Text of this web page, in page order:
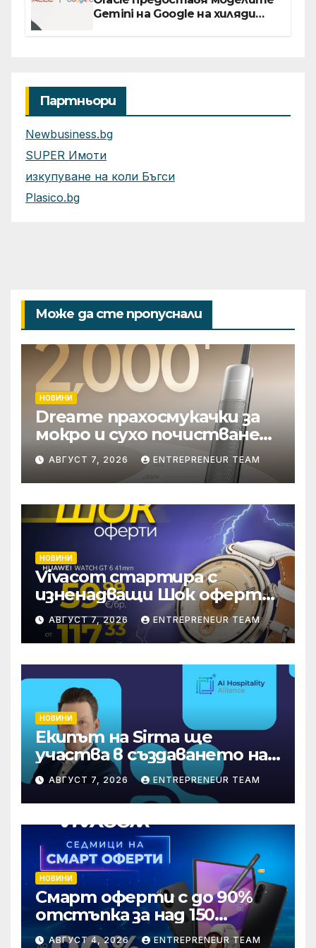
Gemini на Google на хиляди
Партньори
Newbusiness.bg
SUPER Имоти
изкупуване на коли Бъгси
Plasico.bg
Може да сте пропуснали
НОВИНИ
Dreame прахосмукачки за
мокро и сухо почистване
надхвърлиха 2 000
патентни заявки в
световен мащаб
АВГУСТ 7, 2026 ENTREPRENEUR TEAM
НОВИНИ
Vivacom стартира с
изненадващи Шок оферти
през август онлайн
АВГУСТ 7, 2026 ENTREPRENEUR TEAM
НОВИНИ
Екипът на Sirma ще
участва в създаването на
международните
стандарти за навлизане на
изкуствен интелект в
хотелиерството
АВГУСТ 7, 2026 ENTREPRENEUR TEAM
НОВИНИ
Смарт оферти с до 90%
отстъпка за над 150
устройства от Vivacom
АВГУСТ 4, 2026 ENTREPRENEUR TEAM